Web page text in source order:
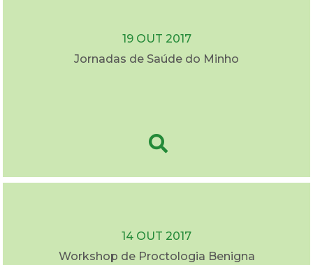
19 OUT 2017
Jornadas de Saúde do Minho
14 OUT 2017
Workshop de Proctologia Benigna